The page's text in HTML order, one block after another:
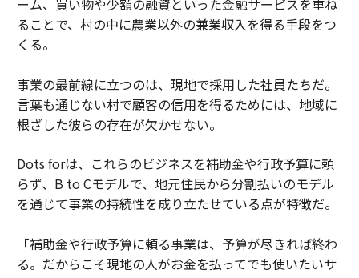
ることで、村の中に農業以外の兼業収入を得る手段をつ
くる。
事業の最前線に立つのは、現地で採用した社員たちだ。
言葉も通じない村で顧客の信用を得るためには、地域に
根ざした彼らの存在が欠かせない。
Dots forは、これらのビジネスを補助金や行政予算に頼
らず、B to Cモデルで、地元住民から分割払いのモデル
を通じて事業の持続性を成り立たせている点が特徴だ。
「補助金や行政予算に頼る事業は、予算が尽きれば終わ
る。だからこそ現地の人がお金を払ってでも使いたいサ